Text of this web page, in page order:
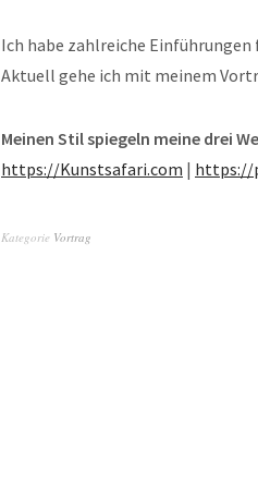
Ich habe zahlreiche
Aktuell gehe ich mit meinem
Meinen Stil spiegeln meine drei
https://Kunstsafari.com | https://
Kategorie Vortrag